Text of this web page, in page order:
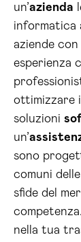
un’azienda
informatica
aziende
esperienza
ottimizzare
soluzioni
un’
sono
comuni
sfide del
nella tua